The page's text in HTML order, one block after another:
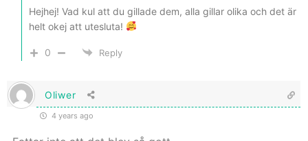
Hejhej! Vad kul att du gillade dem, alla gillar olika och det är
helt okej att utesluta!
0 Reply
Oliwer
4 years ago